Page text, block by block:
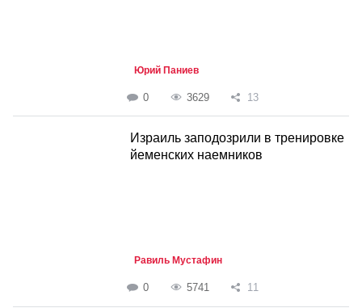
Юрий Паниев
0 3629 13
Израиль заподозрили в тренировке
йеменских наемников
Равиль Мустафин
0 5741 11